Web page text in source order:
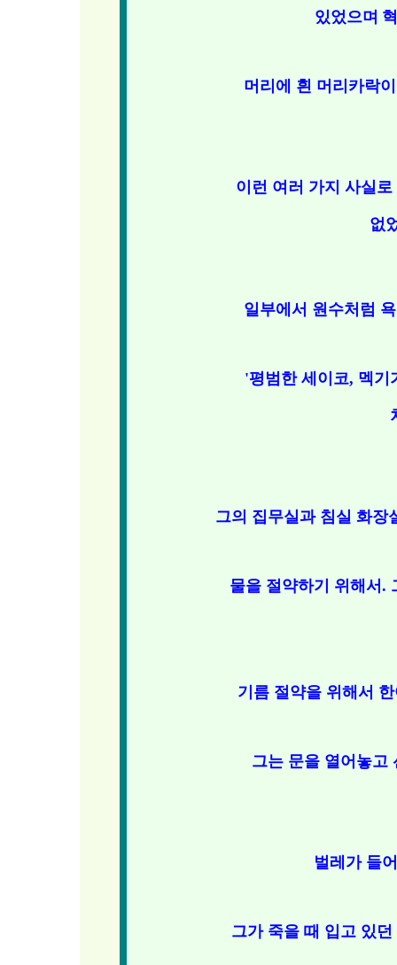
있었으며
머리에 흰 머리카락
이런 여러 가지 사실
없
일부에서 원수처럼
'평범한 세이코, 멕기
그의 집무실과 침실 화장
물을 절약하기 위해서.
기름 절약을 위해서
그는 문을 열어놓고
벌레가 들
그가 죽을 때 입고 있